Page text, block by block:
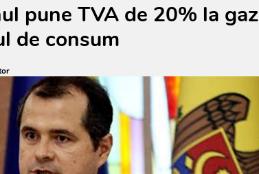
pune TVA de 20% la gaz
de consum